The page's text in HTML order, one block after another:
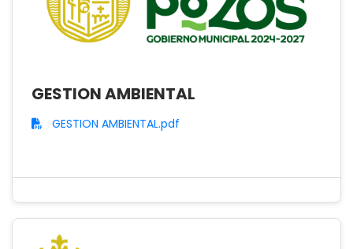
GESTION AMBIENTAL
GESTION AMBIENTAL.pdf